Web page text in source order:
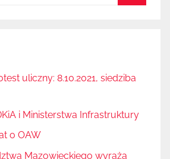
uliczny: 8.10.2021, siedziba
i Ministerstwa Infrastruktury
o OAW
Mazowieckiego wyraża